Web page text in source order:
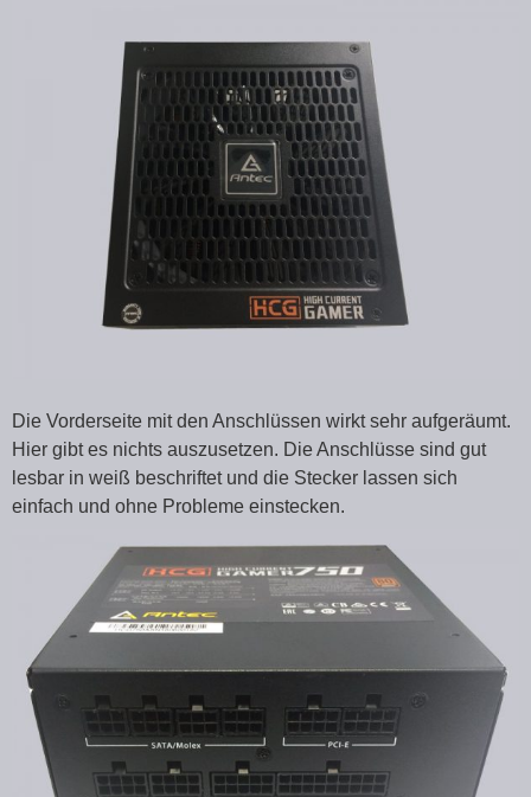
Die Vorderseite mit den Anschlüssen wirkt sehr aufgeräumt.
Hier gibt es nichts auszusetzen. Die Anschlüsse sind gut
lesbar in weiß beschriftet und die Stecker lassen sich
einfach und ohne Probleme einstecken.